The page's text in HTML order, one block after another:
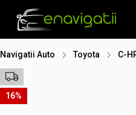
Navigatii Auto Toyota C-
16%